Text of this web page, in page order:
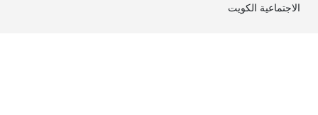
الاجتماعية الكويت